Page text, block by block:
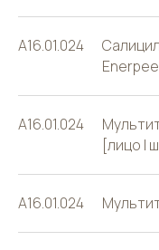
А16.01.024
А16.01.024
[лицо |
А16.01.024